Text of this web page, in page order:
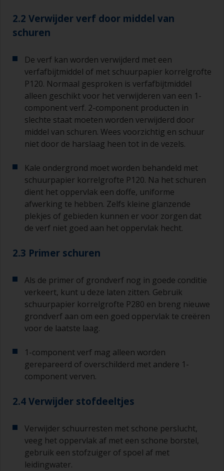
2.2 Verwijder verf door middel van
schuren
De verf kan worden verwijderd met een
verfafbijtmiddel of met schuurpapier korrelgrofte
P120. Normaal gesproken is verfafbijtmiddel
alleen geschikt voor het verwijderen van een 1-
component verf. 2-component producten in
slechte staat moeten worden verwijderd door
middel van schuren. Wees voorzichtig en schuur
niet door de harslaag heen tot in de vezels.
Kale ondergrond moet worden behandeld met
schuurpapier korrelgrofte P120. Na het schuren
dient het oppervlak een doffe, uniforme
afwerking te hebben. Zelfs kleine glanzende
plekjes of gebieden kunnen er voor zorgen dat
de verf niet goed aan het oppervlak hecht.
2.3 Primer schuren
Als de primer of grondverf nog in goede conditie
verkeert, kunt u deze laten zitten. Gebruik
schuurpapier korrelgrofte P280 en breng nieuwe
grondverf aan om een goed oppervlak te creëren
voor de laatste laag.
1-component verf mag alleen worden
gerepareerd of overschilderd met andere 1-
component verven.
2.4 Verwijder stofdeeltjes
Verwijder schuurresten met schone perslucht,
veeg het oppervlak af met een schone borstel,
gebruik een stofzuiger of spoel af met
leidingwater.